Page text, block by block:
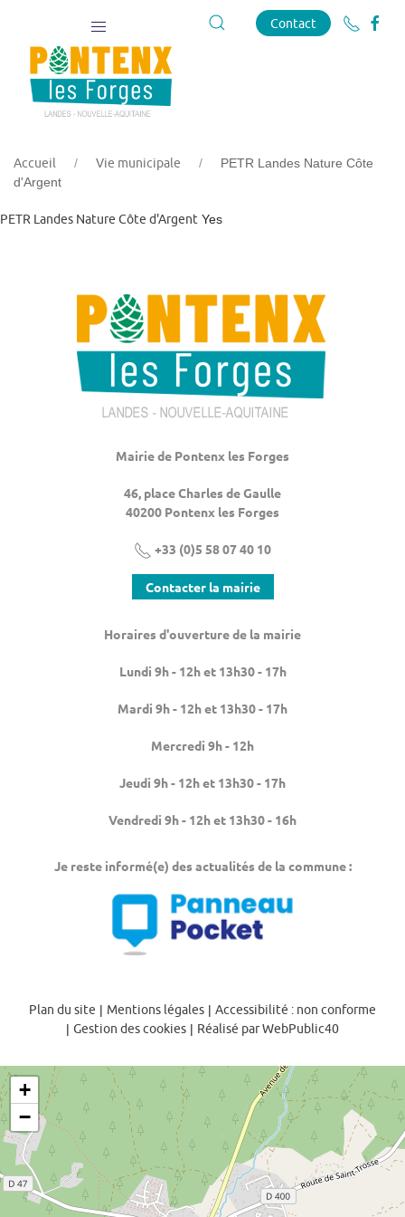
Contact
Accueil Vie municipale
PETR Landes Nature Côte
d'Argent
PETR Landes Nature Côte d'Argent Yes
Mairie de Pontenx les Forges
46, place Charles de Gaulle
40200 Pontenx les Forges
+33 (0)5 58 07 40 10
Contacter la mairie
Horaires d'ouverture de la mairie
Lundi 9h - 12h et 13h30 - 17h
Mardi 9h - 12h et 13h30 - 17h
Mercredi 9h - 12h
Jeudi 9h - 12h et 13h30 - 17h
Vendredi 9h - 12h et 13h30 - 16h
Je reste informé(e) des actualités de la commune :
Plan du site | Mentions légales | Accessibilité : non conforme
| Gestion des cookies | Réalisé par WebPublic40
+
−